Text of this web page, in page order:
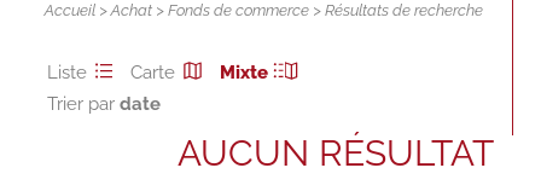
Accueil >Achat >Fonds de commerce > Résultats de recherche
Liste Carte
Mixte
Trier par
AUCUN RÉSULTAT